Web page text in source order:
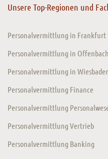
Unsere Top-Regionen und
Personalvermittlung in Frankfurt
Personalvermittlung in Offenbach
Personalvermittlung in
Personalvermittlung Finance
Personalvermittlung
Personalvermittlung Vertrieb
Personalvermittlung Banking